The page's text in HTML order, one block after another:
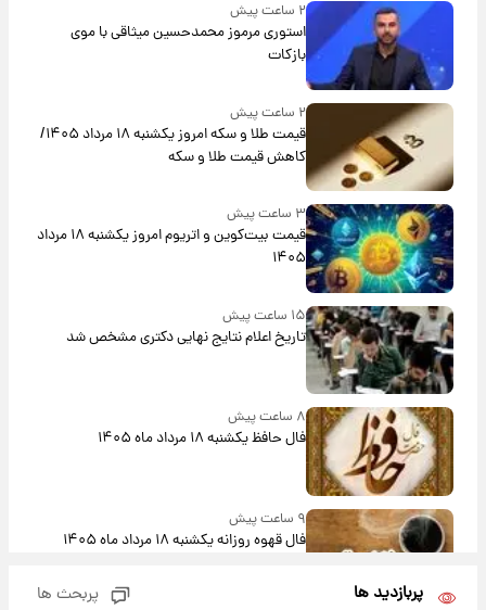
۲ ساعت پیش
استوری مرموز محمدحسین میثاقی با موی
بازکات
۲ ساعت پیش
قیمت طلا و سکه امروز یکشنبه ۱۸ مرداد ۱۴۰۵/
کاهش قیمت طلا و سکه
۳ ساعت پیش
قیمت بیت‌کوین و اتریوم امروز یکشنبه ۱۸ مرداد
۱۴۰۵
۱۵ ساعت پیش
تاریخ اعلام نتایج نهایی دکتری مشخص شد
۸ ساعت پیش
فال حافظ یکشنبه ۱۸ مرداد ماه ۱۴۰۵
۹ ساعت پیش
فال قهوه روزانه یکشنبه ۱۸ مرداد ماه ۱۴۰۵
پربازدید ها پربحث ها